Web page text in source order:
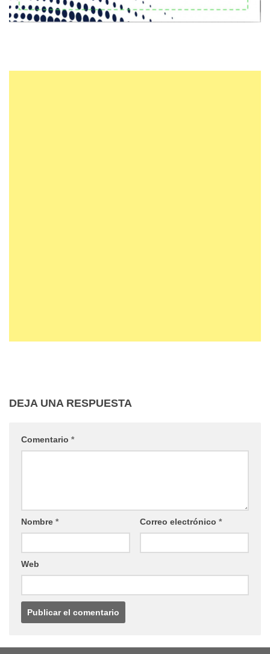
DEJA UNA RESPUESTA
Comentario *
Nombre * Correo electrónico *
Web